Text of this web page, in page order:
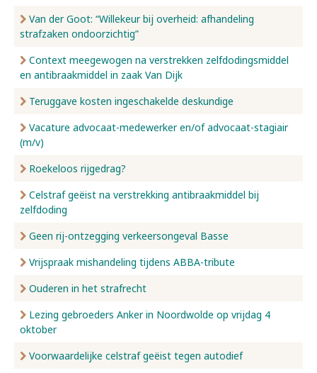
Van der Goot: “Willekeur bij overheid: afhandeling
strafzaken ondoorzichtig”
Context meegewogen na verstrekken zelfdodingsmiddel
en antibraakmiddel in zaak Van Dijk
Teruggave kosten ingeschakelde deskundige
Vacature advocaat-medewerker en/of advocaat-stagiair
(m/v)
Roekeloos rijgedrag?
Celstraf geëist na verstrekking antibraakmiddel bij
zelfdoding
Geen rij-ontzegging verkeersongeval Basse
Vrijspraak mishandeling tijdens ABBA-tribute
Ouderen in het strafrecht
Lezing gebroeders Anker in Noordwolde op vrijdag 4
oktober
Voorwaardelijke celstraf geëist tegen autodief